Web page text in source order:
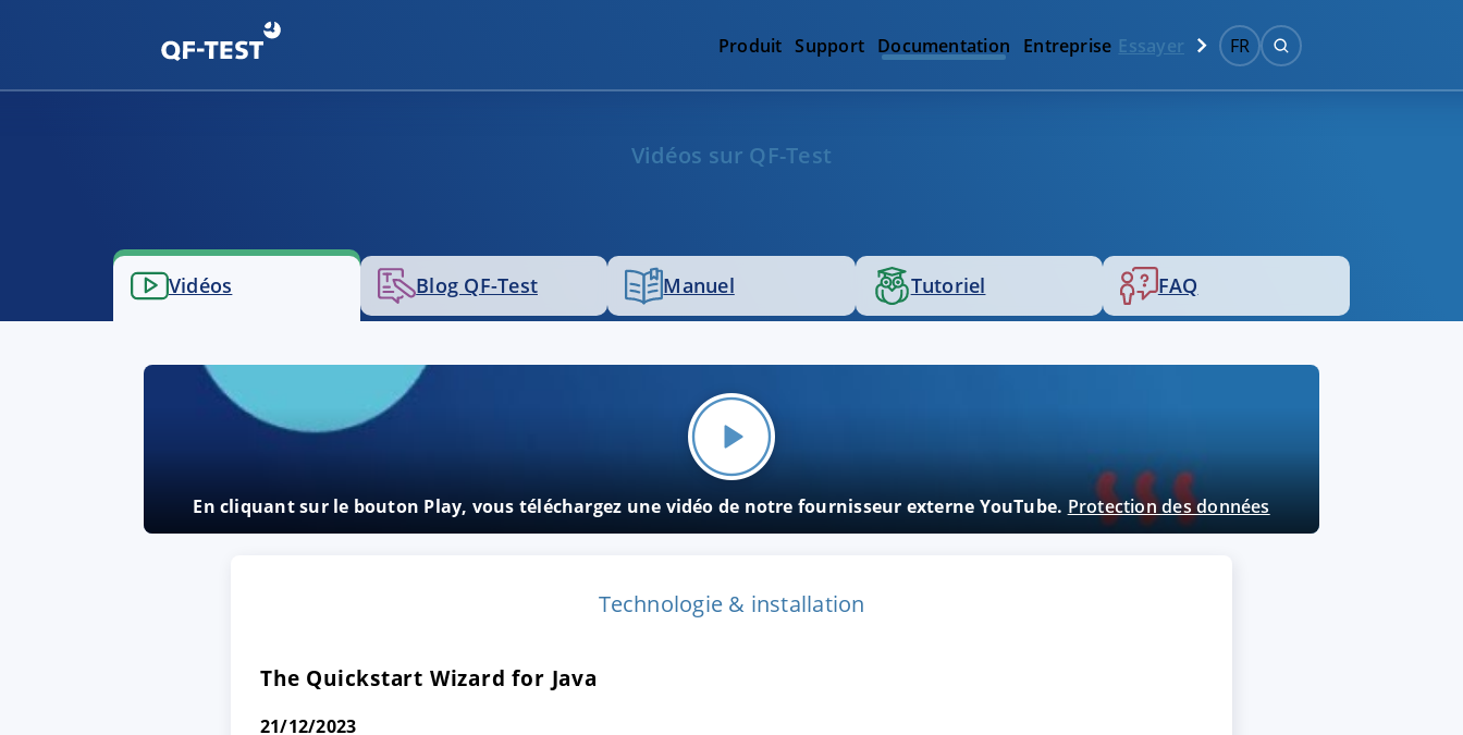
Produit Support Documentation Entreprise Essayer FR
Vidéos sur QF-Test
Vidéos Blog QF-Test Manuel Tutoriel FAQ
En cliquant sur le bouton Play, vous téléchargez une vidéo de notre fournisseur externe YouTube. Protection des données
Technologie & installation
The Quickstart Wizard for Java
21/12/2023